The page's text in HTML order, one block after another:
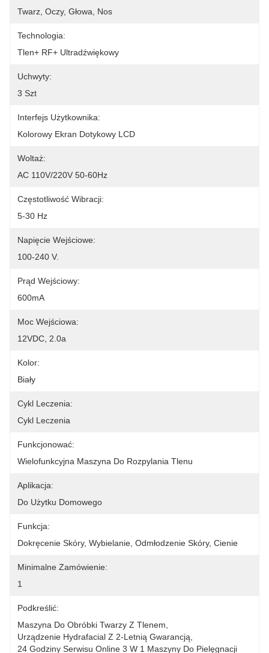
Twarz, Oczy, Głowa, Nos
Technologia:
Tlen+ RF+ Ultradźwiękowy
Uchwyty:
3 Szt
Interfejs Użytkownika:
Kolorowy Ekran Dotykowy LCD
Woltaż:
AC 110V/220V 50-60Hz
Częstotliwość Wibracji:
5-30 Hz
Napięcie Wejściowe:
100-240 V.
Prąd Wejściowy:
600mA
Moc Wejściowa:
12VDC, 2.0a
Kolor:
Biały
Cykl Leczenia:
Cykl Leczenia
Funkcjonować:
Wielofunkcyjna Maszyna Do Rozpylania Tlenu
Aplikacja:
Do Użytku Domowego
Funkcja:
Dokręcenie Skóry, Wybielanie, Odmłodzenie Skóry, Cienie
Minimalne Zamówienie:
1
Podkreślić:
Maszyna Do Obróbki Twarzy Z Tlenem
Urządzenie Hydrafacial Z 2-Letnią Gwarancją
24 Godziny Serwisu Online 3 W 1 Maszyny Do Pielęgnacji